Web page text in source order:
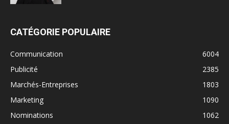
CATÉGORIE POPULAIRE
Communication
6004
Publicité
2385
Marchés-Entreprises
1803
Marketing
1090
Nominations
1062